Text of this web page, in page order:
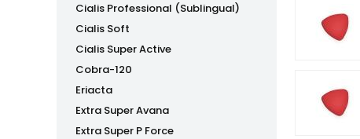
Cialis Professional (Sublingual)
Cialis Soft
Cialis Super Active
Cobra-120
Eriacta
Extra Super Avana
Extra Super P Force